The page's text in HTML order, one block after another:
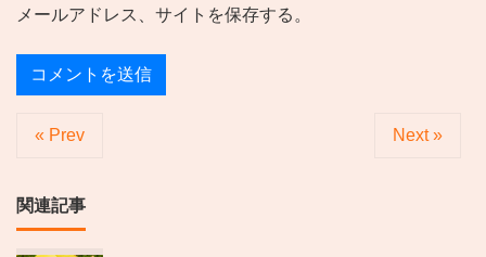
メールアドレス、サイトを保存する。
« Prev Next »
関連記事